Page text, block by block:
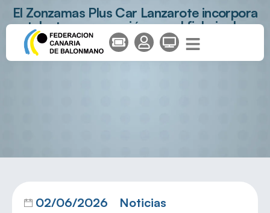
El Zonzamas Plus Car Lanzarote incorpora
talento y proyección con el fichaje de
Maria Monllor
02/06/2026 Noticias